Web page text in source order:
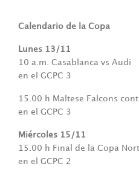
Calendario de la Copa
Lunes 13/11
10 a.m. Casablanca vs Audi
en el GCPC 3
15.00 h Maltese Falcons
en el GCPC 3
Miércoles 15/11
15.00 h Final de la Copa
en el GCPC 2